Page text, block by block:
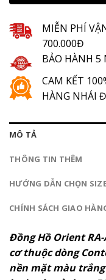
MIỄN PHÍ
700.000Đ
BẢO HÀNH 5
CAM KẾT
HÀNG NHÁI
MÔ TẢ
THÔNG TIN THÊM
HƯỚNG DẪN CHỌN
CHÍNH SÁCH GIAO
Đồng Hồ Orient RA-
cơ thuộc dòng
nền mặt màu